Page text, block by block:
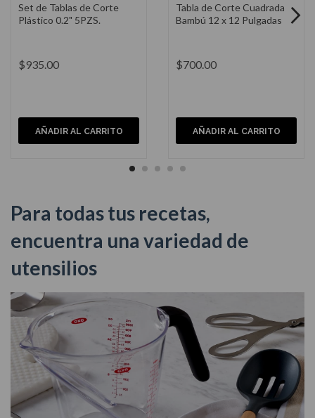
Set de Tablas de Corte
Plástico 0.2" 5PZS.
$935.00
AÑADIR AL CARRITO
Tabla de Corte Cuadrada
Bambú 12 x 12 Pulgadas
$700.00
AÑADIR AL CARRITO
Para todas tus recetas,
encuentra una variedad de
utensilios